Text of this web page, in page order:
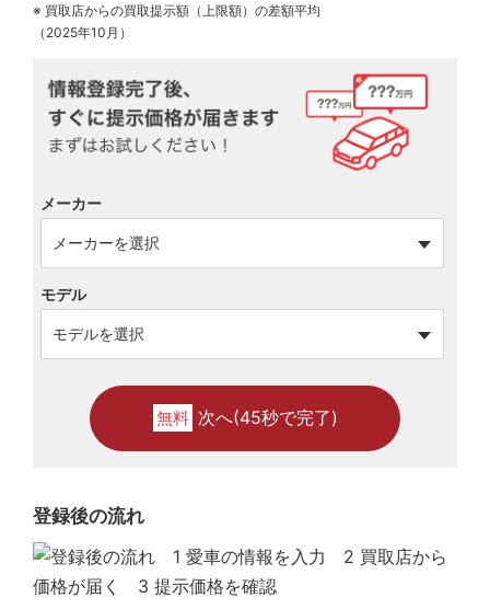
※ 買取店からの買取提示額（上限額）の差額平均
（2025年10月）
メーカー
モデル
無料 次へ(45秒で完了)
登録後の流れ